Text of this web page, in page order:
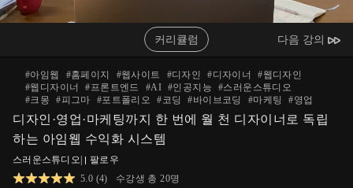
Video
커리큘럼 다음 강의
#아임웹 #홈페이지 #웹사이트 #디자인 #디자이너 #웹디자인
#웹디자이너 #프론트엔드 #AI #인공지능 #스러운스튜디오
#크몽 #피그마 #포트폴리오 #코딩 #바이브코딩 #마케팅 #영업
디자인·영업·마케팅까지 한 번에 월 천 디자이너로 독립
하는 아임웹 수익화 시스템
스러운스튜디오
팔로우
5.0 (4) 수강생 총20명